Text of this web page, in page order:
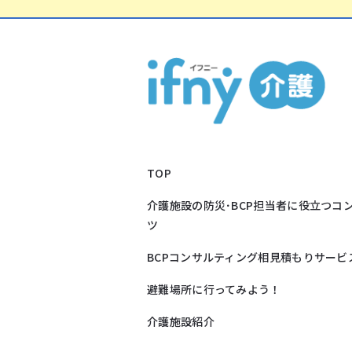
TOP
介護施設の防災･BCP担当者に役立つコ
ツ
BCPコンサルティング相見積もりサービ
避難場所に行ってみよう！
介護施設紹介